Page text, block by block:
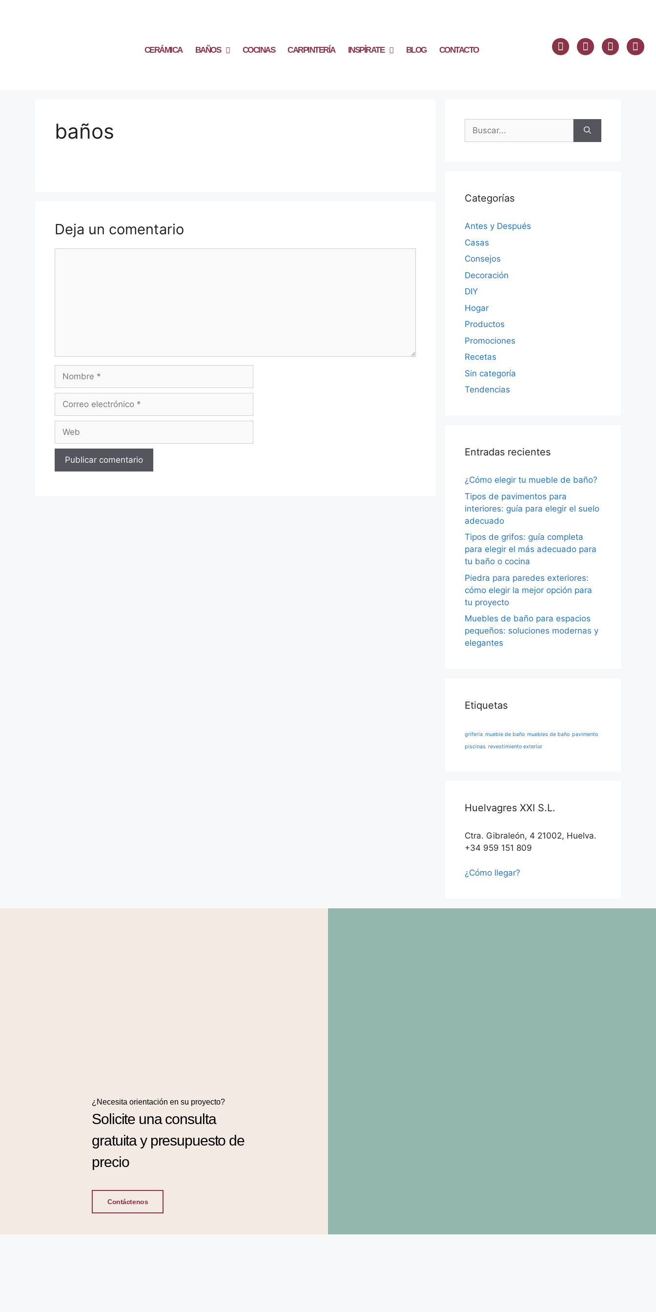
CERÁMICA BAÑOS COCINAS CARPINTERÍA INSPÍRATE BLOG CONTACTO
baños
Deja un comentario
Categorías
Antes y Después
Casas
Consejos
Decoración
DIY
Hogar
Productos
Promociones
Recetas
Sin categoría
Tendencias
Entradas recientes
¿Cómo elegir tu mueble de baño?
Tipos de pavimentos para
interiores: guía para elegir el suelo
adecuado
Tipos de grifos: guía completa
para elegir el más adecuado para
tu baño o cocina
Piedra para paredes exteriores:
cómo elegir la mejor opción para
tu proyecto
Muebles de baño para espacios
pequeños: soluciones modernas y
elegantes
Etiquetas
grifería mueble de baño muebles de baño pavimento
piscinas revestimiento exterior
Huelvagres XXI S.L.
Ctra. Gibraleón, 4 21002, Huelva.
+34 959 151 809
¿Cómo llegar?
¿Necesita orientación en su proyecto?
Solicite una consulta
gratuita y presupuesto de
precio
Contáctenos